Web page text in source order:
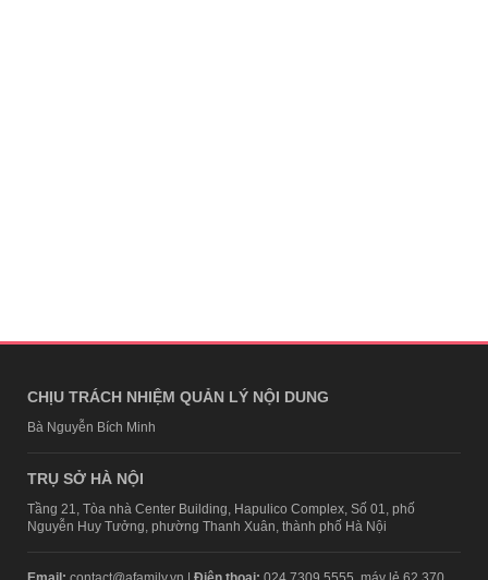
CHỊU TRÁCH NHIỆM QUẢN LÝ NỘI DUNG
Bà Nguyễn Bích Minh
TRỤ SỞ HÀ NỘI
Tầng 21, Tòa nhà Center Building, Hapulico Complex, Số 01, phố
Nguyễn Huy Tưởng, phường Thanh Xuân, thành phố Hà Nội